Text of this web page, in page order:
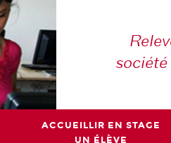
société
ACCUEILLIR EN STAGE
UN ÉLÈVE